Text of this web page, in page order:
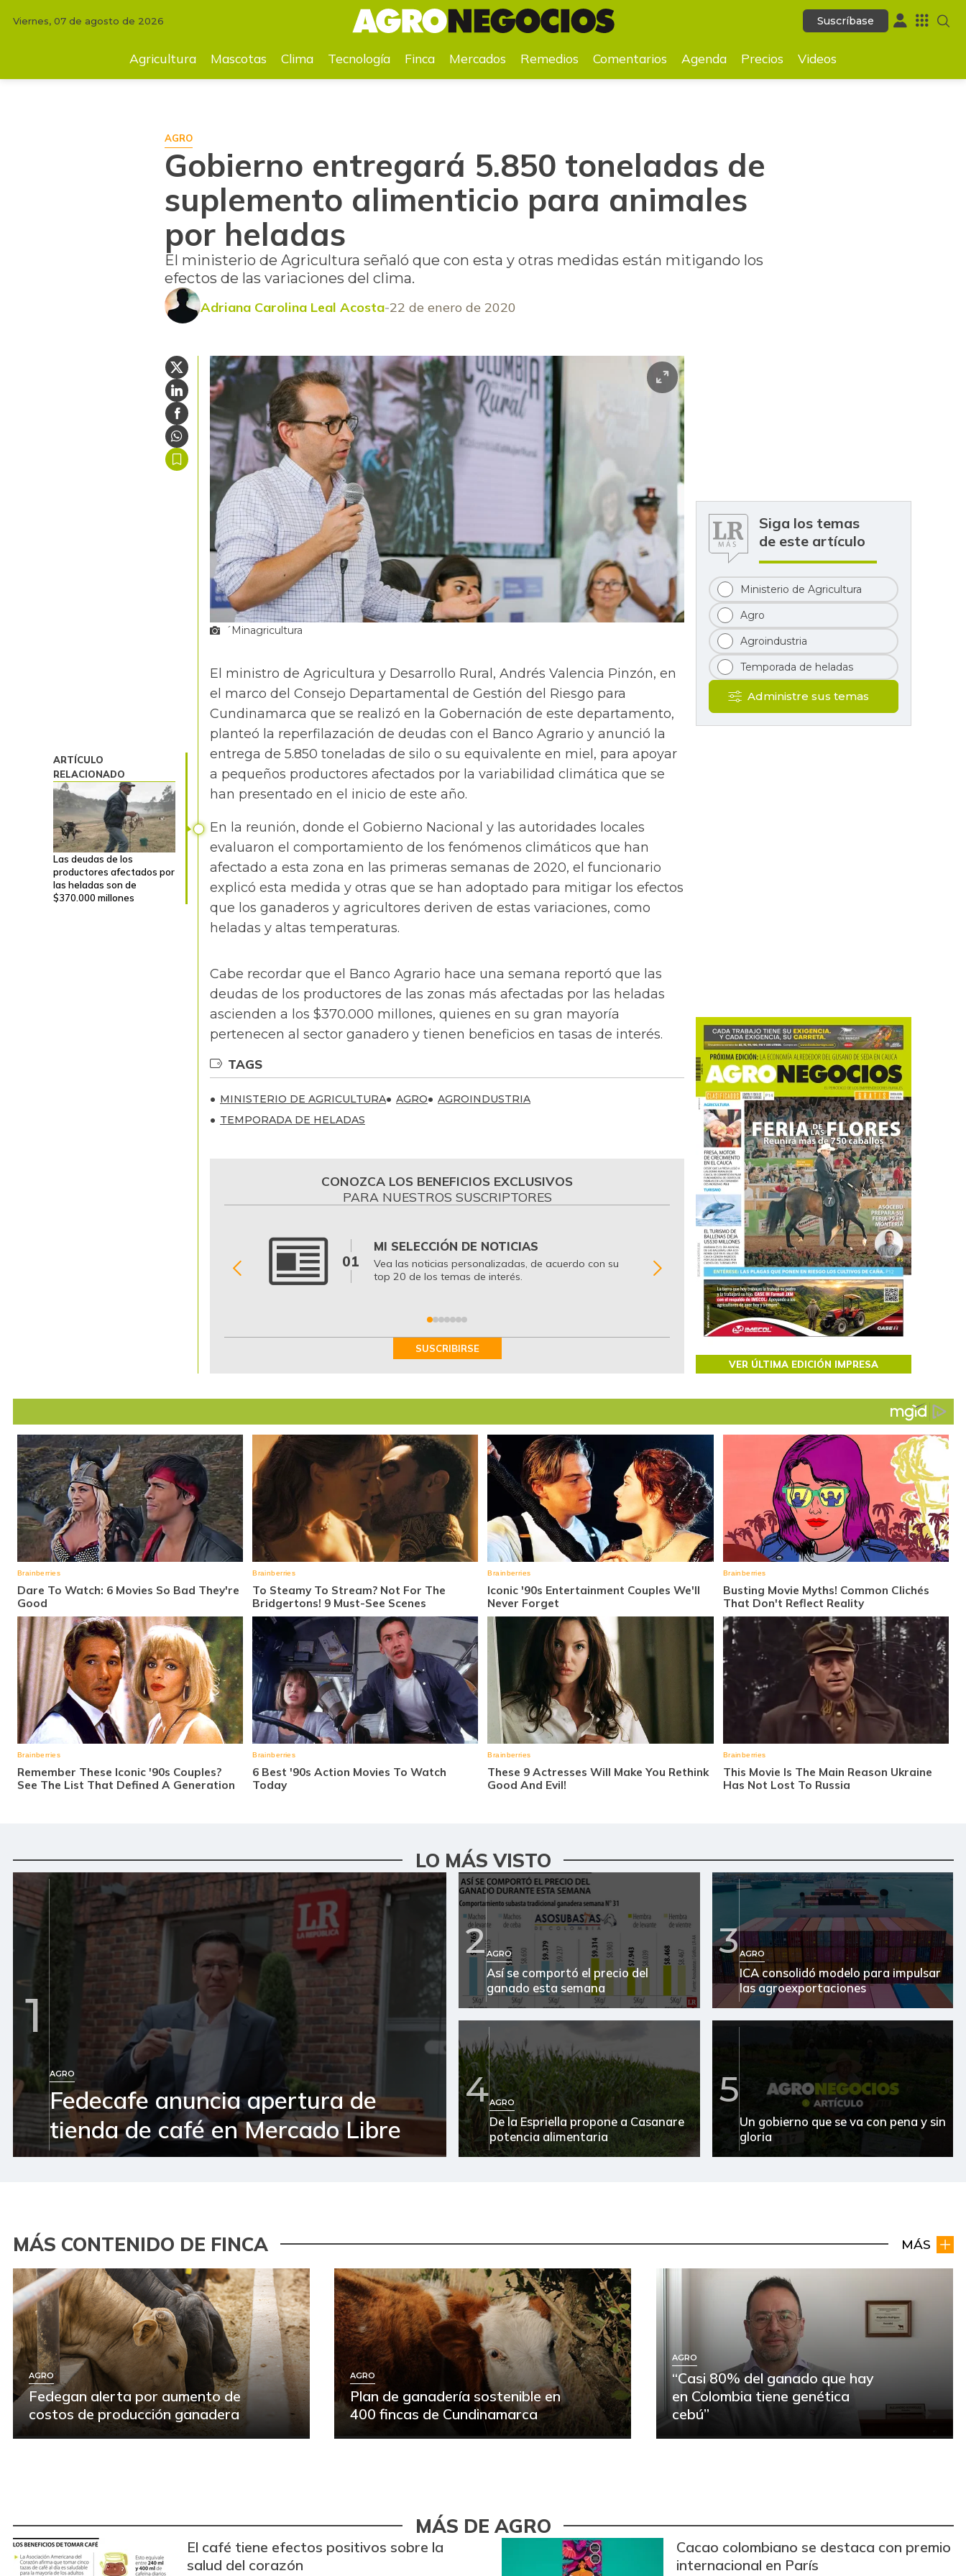
Suscríbase
Gobierno entregará 5.850 toneladas de suplemento alimenticio para animales por heladas
Viernes, 07 de agosto de 2026 Suscríbase
Agricultura Mascotas Clima Tecnología Finca Mercados Remedios Comentarios Agenda Precios Videos
AGRO
Gobierno entregará 5.850 toneladas de
suplemento alimenticio para animales
por heladas
El ministerio de Agricultura señaló que con esta y otras medidas están mitigando los
efectos de las variaciones del clima.
Adriana Carolina Leal Acosta 22 de enero de 2020
´Minagricultura
El ministro de Agricultura y Desarrollo Rural, Andrés Valencia Pinzón, en
el marco del Consejo Departamental de Gestión del Riesgo para
Cundinamarca que se realizó en la Gobernación de este departamento,
planteó la reperfilazación de deudas con el Banco Agrario y anunció la
entrega de 5.850 toneladas de silo o su equivalente en miel, para apoyar
a pequeños productores afectados por la variabilidad climática que se
han presentado en el inicio de este año.
ARTÍCULO
RELACIONADO
Las deudas de los
productores afectados por
las heladas son de
$370.000 millones
En la reunión, donde el Gobierno Nacional y las autoridades locales
evaluaron el comportamiento de los fenómenos climáticos que han
afectado a esta zona en las primeras semanas de 2020, el funcionario
explicó esta medida y otras que se han adoptado para mitigar los efectos
que los ganaderos y agricultores deriven de estas variaciones, como
heladas y altas temperaturas.
Cabe recordar que el Banco Agrario hace una semana reportó que las
deudas de los productores de las zonas más afectadas por las heladas
ascienden a los $370.000 millones, quienes en su gran mayoría
pertenecen al sector ganadero y tienen beneficios en tasas de interés.
TAGS
MINISTERIO DE AGRICULTURA AGRO
AGROINDUSTRIA
TEMPORADA DE HELADAS
CONOZCA LOS BENEFICIOS EXCLUSIVOS
PARA NUESTROS SUSCRIPTORES
01
MI SELECCIÓN DE NOTICIAS
Vea las noticias personalizadas, de acuerdo con su
top 20 de los temas de interés.
02
BITÁCORA EMPRESARIAL 10.000 LR
Recopilación clasificada por sectores
regiones del comportamiento general y
de las 10.000 primeras empresas en ventas
Colombia.
1
SUSCRIBIRSE
Siga los temas
de este artículo
Ministerio de Agricultura
Agro
Agroindustria
Temporada de heladas
Administre sus temas
VER ÚLTIMA EDICIÓN IMPRESA
LO MÁS VISTO
1
AGRO
Fedecafe anuncia apertura de
tienda de café en Mercado Libre
2AGRO
Así se comportó el precio del
ganado esta semana
3AGRO
ICA consolidó modelo para impulsar
las agroexportaciones
4AGRO
De la Espriella propone a Casanare
potencia alimentaria
5
Un gobierno que se va con pena y sin
gloria
MÁS CONTENIDO DE FINCA MÁS
AGRO
Fedegan alerta por aumento de
costos de producción ganadera
AGRO
Plan de ganadería sostenible en
400 fincas de Cundinamarca
AGRO
“Casi 80% del ganado que hay
en Colombia tiene genética
cebú”
MÁS DE AGRO
El café tiene efectos positivos sobre la
salud del corazón
Cacao colombiano se destaca con premio
internacional en París